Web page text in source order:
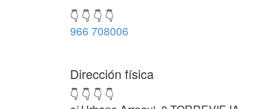
👇 👇 👇 👇
966 708006
Dirección física
👇 👇 👇 👇